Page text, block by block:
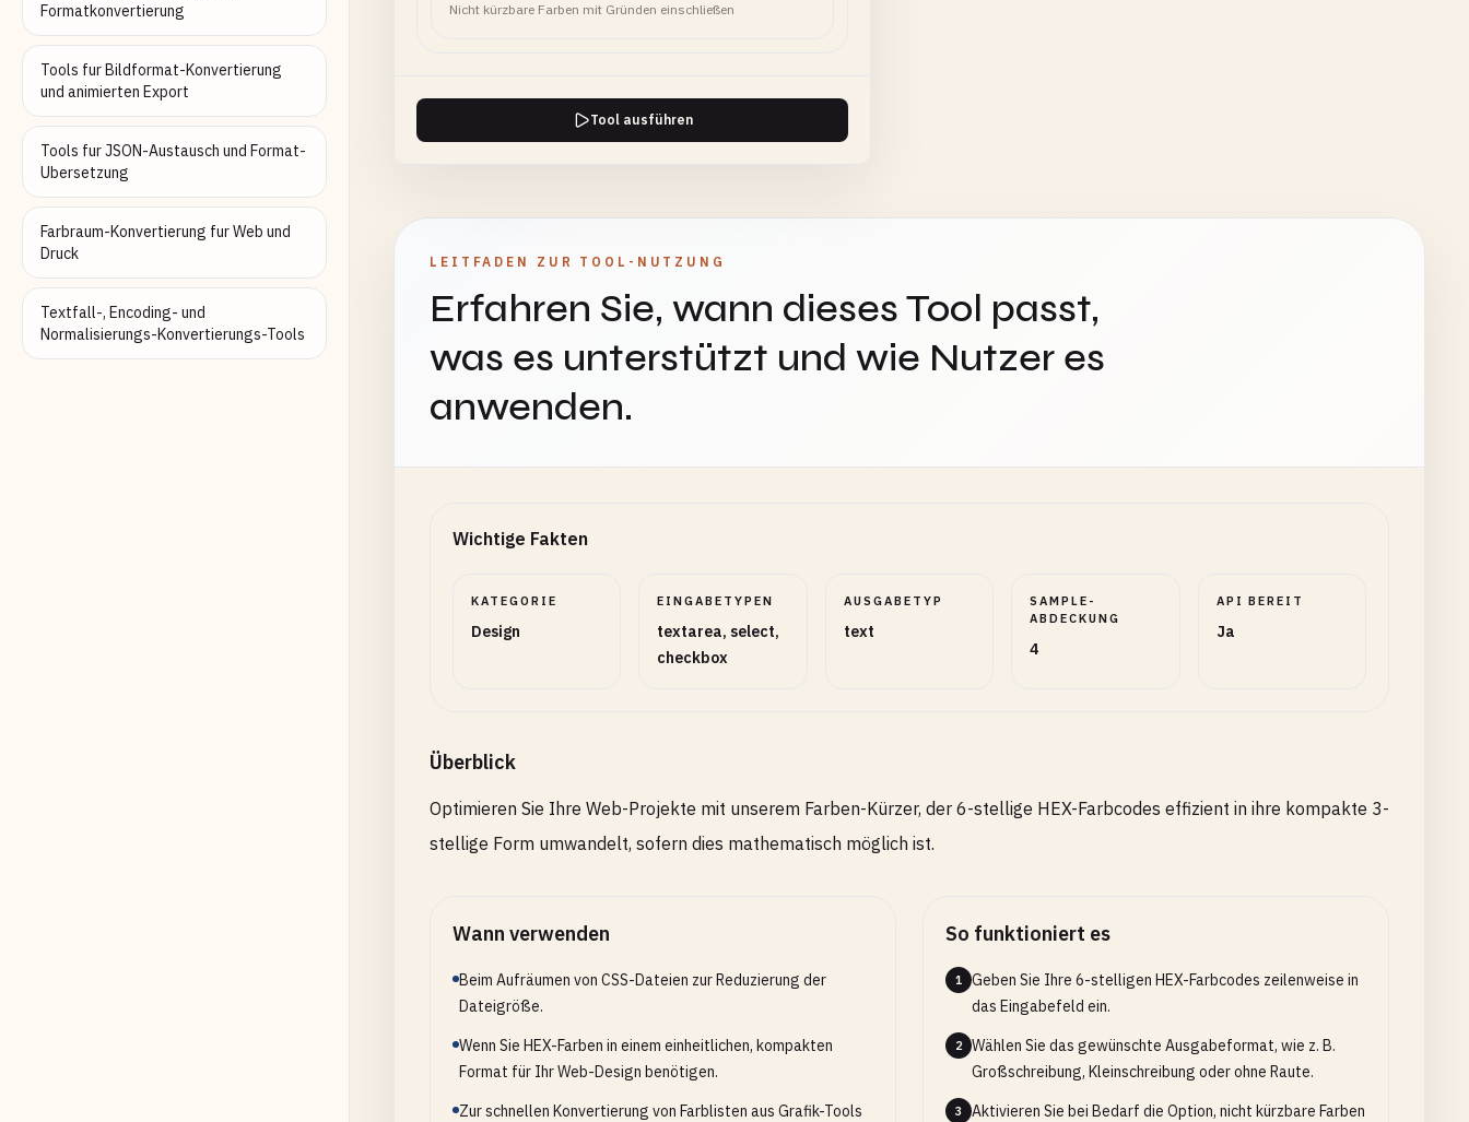
Formatkonvertierung
Tools fur Bildformat-Konvertierung
und animierten Export
Tools fur JSON-Austausch und Format-
Ubersetzung
Farbraum-Konvertierung fur Web und
Druck
Textfall-, Encoding- und
Normalisierungs-Konvertierungs-Tools
Nicht kürzbare Farben mit Gründen einschließen
Tool ausführen
LEITFADEN ZUR TOOL-NUTZUNG
Erfahren Sie, wann dieses Tool passt,
was es unterstützt und wie Nutzer es
anwenden.
Wichtige Fakten
KATEGORIE
Design
EINGABETYPEN
textarea, select,
checkbox
AUSGABETYP
text
SAMPLE-
ABDECKUNG
4
API BEREIT
Ja
Überblick
Optimieren Sie Ihre Web-Projekte mit unserem Farben-Kürzer, der 6-stellige HEX-Farbcodes effizient in ihre kompakte 3-
stellige Form umwandelt, sofern dies mathematisch möglich ist.
Wann verwenden
Beim Aufräumen von CSS-Dateien zur Reduzierung der
Dateigröße.
Wenn Sie HEX-Farben in einem einheitlichen, kompakten
Format für Ihr Web-Design benötigen.
Zur schnellen Konvertierung von Farblisten aus Grafik-Tools
So funktioniert es
1
Geben Sie Ihre 6-stelligen HEX-Farbcodes zeilenweise in
das Eingabefeld ein.
2
Wählen Sie das gewünschte Ausgabeformat, wie z. B.
Großschreibung, Kleinschreibung oder ohne Raute.
3
Aktivieren Sie bei Bedarf die Option, nicht kürzbare Farben